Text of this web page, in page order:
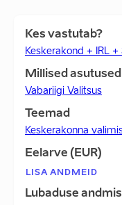
Kes vastutab?
Keskerakond + IRL +
Millised
Vabariigi Valitsus
Teemad
Keskerakonna
Eelarve (EUR)
LISA ANDMEID
Lubaduse